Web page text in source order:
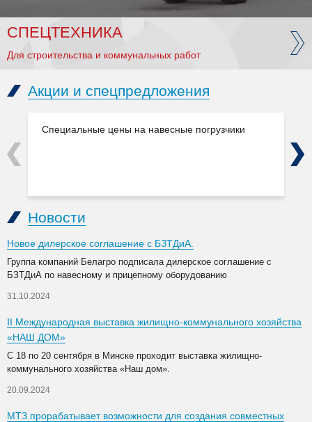
СПЕЦТЕХНИКА
Для строительства и коммунальных работ
Акции и спецпредложения
Специальные цены на навесные погрузчики
Previous Next
Новости
Новое дилерское соглашение с БЗТДиА.
Группа компаний Белагро подписала дилерское соглашение с
БЗТДиА по навесному и прицепному оборудованию
31.10.2024
II Международная выставка жилищно-коммунального хозяйства
«НАШ ДОМ»
С 18 по 20 сентября в Минске проходит выставка жилищно-
коммунального хозяйства «Наш дом».
20.09.2024
МТЗ прорабатывает возможности для создания совместных